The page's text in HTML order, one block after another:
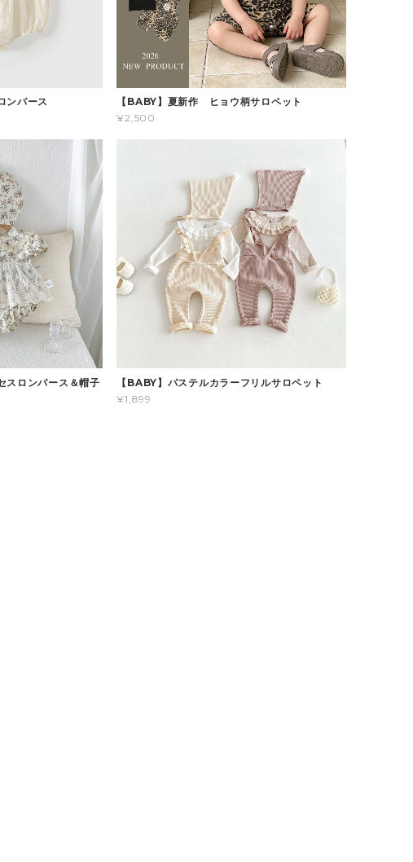
ンパース
【BABY】夏新作 ヒョウ柄サロペット
¥2,500
スロンパース＆帽子
【BABY】パステルカラーフリルサロペット
¥1,899